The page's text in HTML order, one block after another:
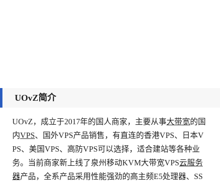
UOvZ简介
UOvZ，成立于2017年的国人商家，主要从事大带宽的国
内VPS、国外VPS产品销售，有直连的香港VPS、日本V
PS、美国VPS、高防VPS可以选择，适合建站等各种业
务。当前商家新上线了泉州移动KVM大带宽VPS云服务
器产品，全系产品采用性能强劲的高主频E5处理器、SS